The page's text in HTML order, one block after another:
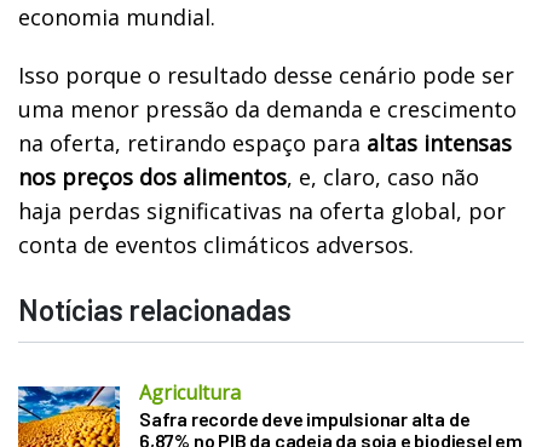
economia mundial.
Isso porque o resultado desse cenário pode ser
uma menor pressão da demanda e crescimento
na oferta, retirando espaço para altas intensas
nos preços dos alimentos, e, claro, caso não
haja perdas significativas na oferta global, por
conta de eventos climáticos adversos.
Notícias relacionadas
Agricultura
Safra recorde deve impulsionar alta de
6,87% no PIB da cadeia da soja e biodiesel em